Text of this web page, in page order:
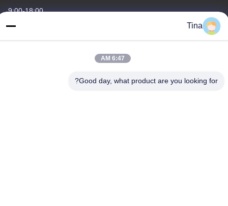
9:00-18:00
Henggang Community ، Longgang Street
Tina
6:47 AM
Good day, what product are you looking for?